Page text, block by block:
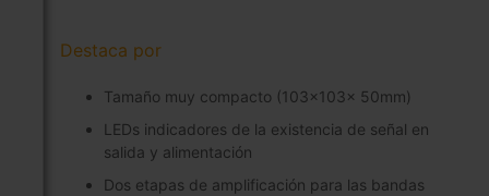
Destaca por
Tamaño muy compacto (103x103x 50mm)
LEDs indicadores de la existencia de señal en
salida y alimentación
Dos etapas de amplificación para las bandas